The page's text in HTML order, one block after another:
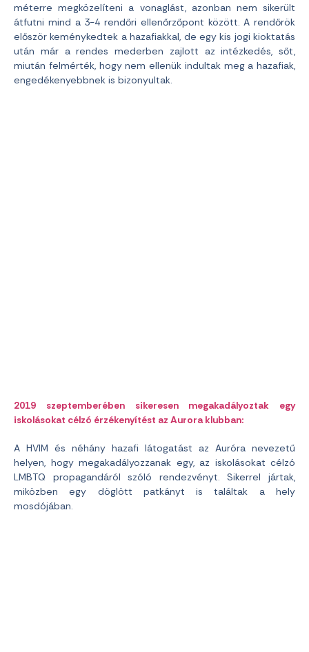
méterre megközelíteni a vonaglást, azonban nem sikerült
átfutni mind a 3-4 rendőri ellenőrzőpont között. A rendőrök
először keménykedtek a hazafiakkal, de egy kis jogi kioktatás
után már a rendes mederben zajlott az intézkedés, sőt,
miután felmérték, hogy nem ellenük indultak meg a hazafiak,
engedékenyebbnek is bizonyultak.
2019 szeptemberében sikeresen megakadályoztak egy
iskolásokat célzó érzékenyítést az Aurora klubban:
A HVIM és néhány hazafi látogatást az Auróra nevezetű
helyen, hogy megakadályozzanak egy, az iskolásokat célzó
LMBTQ propagandáról szóló rendezvényt. Sikerrel jártak,
miközben egy döglött patkányt is találtak a hely
mosdójában.